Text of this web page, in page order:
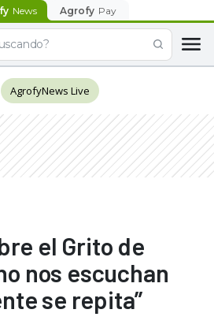
News Agrofy Pay
AgrofyNews Live
el Grito de
nos escuchan
se repita”